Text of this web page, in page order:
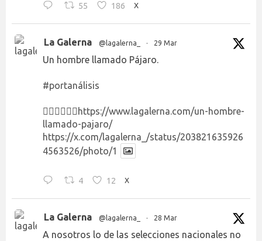
55 186 X
La Galerna @lagalerna_ · 29 Mar
Un hombre llamado Pájaro.
#portanálisis
👉🏻👉🏻👉🏻 https://www.lagalerna.com/un-hombre-
llamado-pajaro/
https://x.com/lagalerna_/status/203821635926
4563526/photo/1
4 12 X
La Galerna @lagalerna_ · 28 Mar
A nosotros lo de las selecciones nacionales no